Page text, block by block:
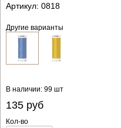
Артикул: 0818
Другие варианты
В наличии: 99 шт
135руб
Кол-во